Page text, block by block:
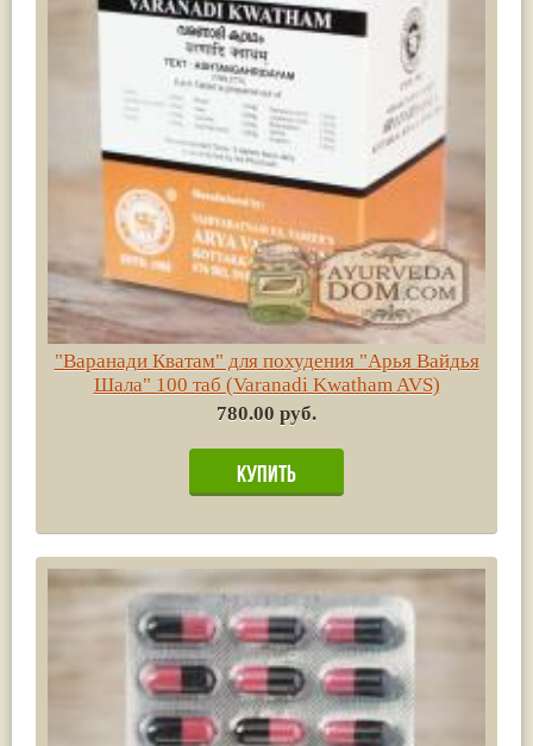
"Варанади Кватам" для похудения "Арья Вайдья
Шала" 100 таб (Varanadi Kwatham AVS)
780.00 руб.